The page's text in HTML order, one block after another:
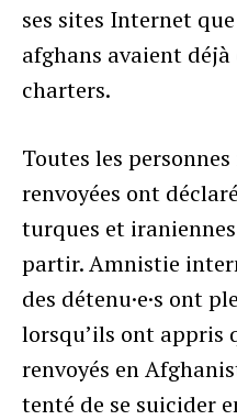
ses sites Internet que
afghans avaient
charters.
Toutes les
renvoyées ont
turques et
partir. Amnistie
des détenu·e·s ont
lorsqu’ils ont appris
renvoyés en
tenté de se suicider